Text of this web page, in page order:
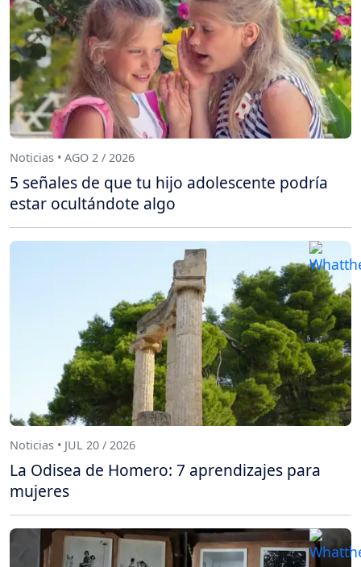
Noticias • AGO 2 / 2026
5 señales de que tu hijo adolescente podría
estar ocultándote algo
Noticias • JUL 20 / 2026
La Odisea de Homero: 7 aprendizajes para
mujeres